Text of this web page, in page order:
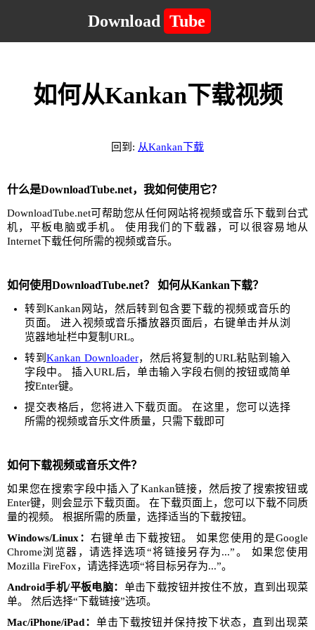
Download Tube
如何从Kankan下载视频
回到: 从Kankan下载
什么是DownloadTube.net，我如何使用它？
DownloadTube.net可帮助您从任何网站将视频或音乐下载到台式
机，平板电脑或手机。 使用我们的下载器，可以很容易地从
Internet下载任何所需的视频或音乐。
如何使用DownloadTube.net？ 如何从Kankan下载？
转到Kankan网站，然后转到包含要下载的视频或音乐的
页面。 进入视频或音乐播放器页面后，右键单击并从浏
览器地址栏中复制URL。
转到 Kankan Downloader，然后将复制的URL粘贴到输入
字段中。 插入URL后，单击输入字段右侧的按钮或简单
按Enter键。
提交表格后，您将进入下载页面。 在这里，您可以选择
所需的视频或音乐文件质量，只需下载即可
如何下载视频或音乐文件？
如果您在搜索字段中插入了Kankan链接，然后按了搜索按钮或
Enter键，则会显示下载页面。 在下载页面上，您可以下载不同质
量的视频。 根据所需的质量，选择适当的下载按钮。
Windows/Linux：右键单击下载按钮。 如果您使用的是Google
Chrome浏览器，请选择选项“将链接另存为...”。 如果您使用
Mozilla FireFox，请选择选项“将目标另存为...”。
Android手机/平板电脑： 单击下载按钮并按住不放，直到出现菜
单。 然后选择“下载链接”选项。
Mac/iPhone/iPad： 单击下载按钮并保持按下状态，直到出现菜